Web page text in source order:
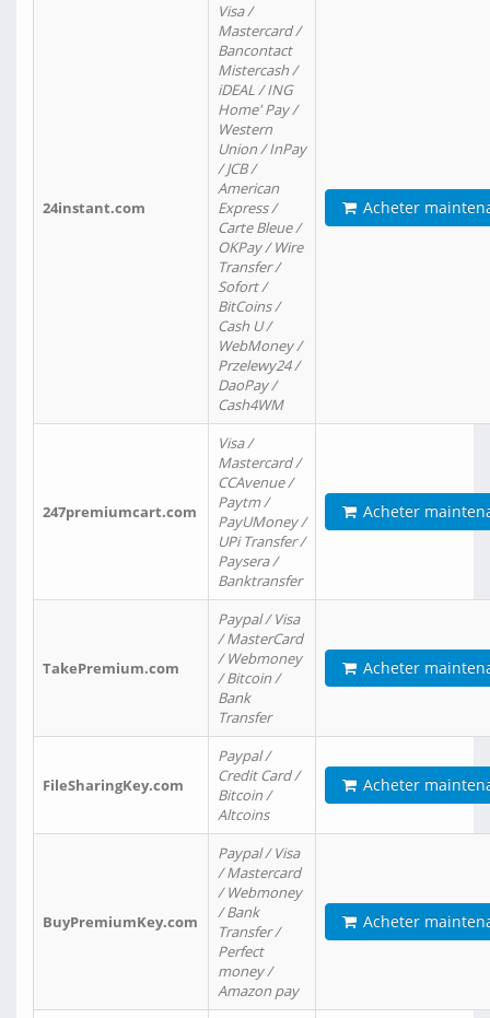
24instant.com
Visa /
Mastercard /
Bancontact
Mistercash /
iDEAL / ING
Home' Pay /
Western
Union / InPay
/ JCB /
American
Express /
Carte Bleue /
OKPay / Wire
Transfer /
Sofort /
BitCoins /
Cash U /
WebMoney /
Przelewy24 /
DaoPay /
Cash4WM
Acheter
247premiumcart.com
Visa /
Mastercard /
CCAvenue /
Paytm /
PayUMoney /
UPi Transfer /
Paysera /
Banktransfer
Acheter
TakePremium.com
Paypal / Visa
/ MasterCard
/ Webmoney
/ Bitcoin /
Bank
Transfer
Acheter
FileSharingKey.com
Paypal /
Credit Card /
Bitcoin /
Altcoins
Acheter
BuyPremiumKey.com
Paypal / Visa
/ Mastercard
/ Webmoney
/ Bank
Transfer /
Perfect
money /
Amazon pay
Acheter